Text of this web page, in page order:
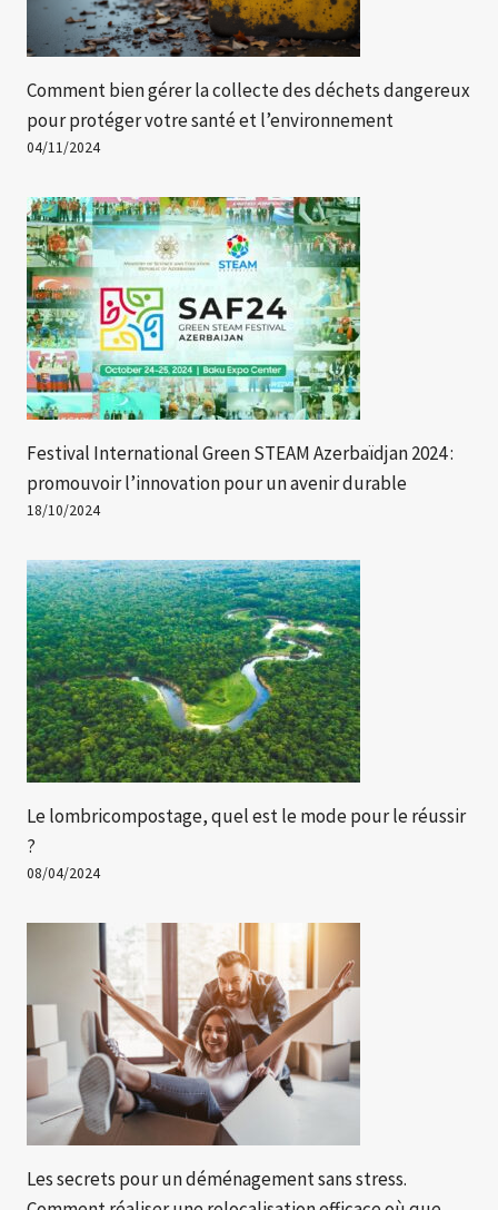
Comment bien gérer la collecte des déchets dangereux
pour protéger votre santé et l’environnement
04/11/2024
Festival International Green STEAM Azerbaïdjan 2024 :
promouvoir l’innovation pour un avenir durable
18/10/2024
Le lombricompostage, quel est le mode pour le réussir
?
08/04/2024
Les secrets pour un déménagement sans stress.